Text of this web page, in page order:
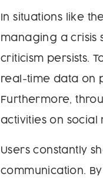
In situations like
managing a crisis
criticism persists.
real-time data on
Furthermore,
activities on
Users constantly
communication.